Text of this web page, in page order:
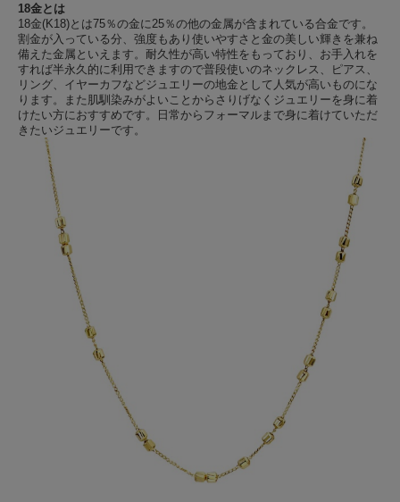
18金とは
18金(K18)とは75％の金に25％の他の金属が含まれている合金です。
割金が入っている分、強度もあり使いやすさと金の美しい輝きを兼ね
備えた金属といえます。耐久性が高い特性をもっており、お手入れを
すれば半永久的に利用できますので普段使いのネックレス、ピアス、
リング、イヤーカフなどジュエリーの地金として人気が高いものにな
ります。また肌馴染みがよいことからさりげなくジュエリーを身に着
けたい方におすすめです。日常からフォーマルまで身に着けていただ
きたいジュエリーです。